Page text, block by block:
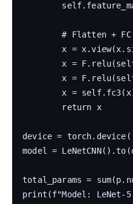
        # Flatten + FC
x =
x =
x =
x =
        return x
device =
model =
total_params =
print(f"Model: LeNet-5